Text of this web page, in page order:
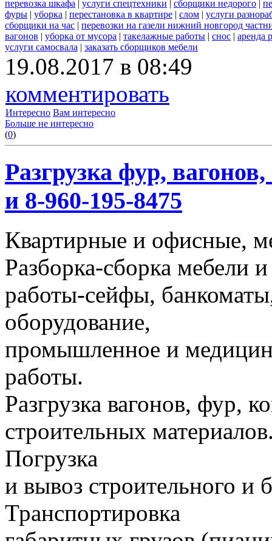
перевозка шкафа | услуги спецтехники | сборщики недорого |
фуры | уборка | перестановка в квартире | слом | услуги
сборщики на час | перевозки на газели нижний новгород
вагонов | уборка от мусора | такелажные работы | снос | аренда
услуги самосвала | заказать сборщиков мебели
19.08.2017 в 08:49
комментировать
Интересно Вам интересно
Больше не интересно
(0)
Разгрузка фур,
и 8-960-195-8475
Квартирные и офисные,
Разборка-сборка мебели
работы-сейфы,
оборудование,
промышленное и
работы.
Разгрузка вагонов, фур,
строительных
Погрузка
и вывоз строительного и
Транспортировка